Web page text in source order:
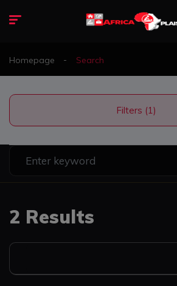
Homepage Search
Filters (1)
2 Results